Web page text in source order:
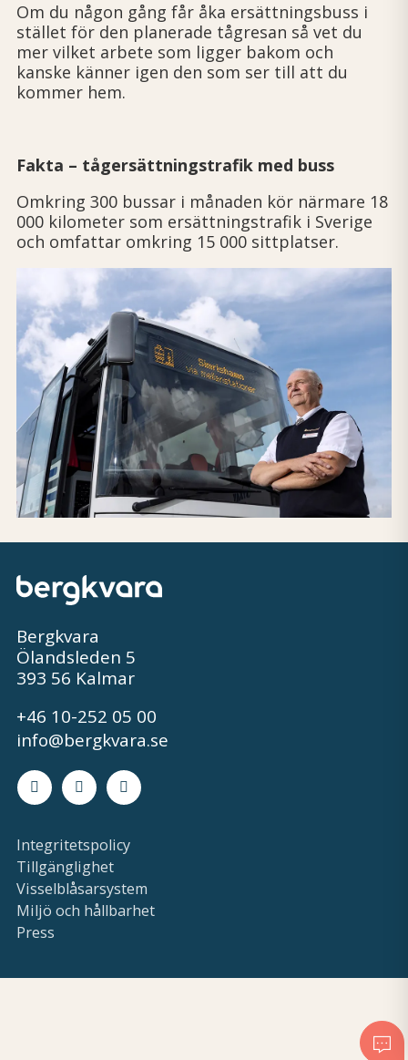
Om du någon gång får åka ersättningsbuss i
stället för den planerade tågresan så vet du
mer vilket arbete som ligger bakom och
kanske känner igen den som ser till att du
kommer hem.
Fakta – tågersättningstrafik med buss
Omkring 300 bussar i månaden kör närmare 18
000 kilometer som ersättningstrafik i Sverige
och omfattar omkring 15 000 sittplatser.
Bergkvara
Ölandsleden 5
393 56 Kalmar
+46 10-252 05 00
info@bergkvara.se
FacebookInstagram
Integritetspolicy
Tillgänglighet
Visselblåsarsystem
Miljö och hållbarhet
Press